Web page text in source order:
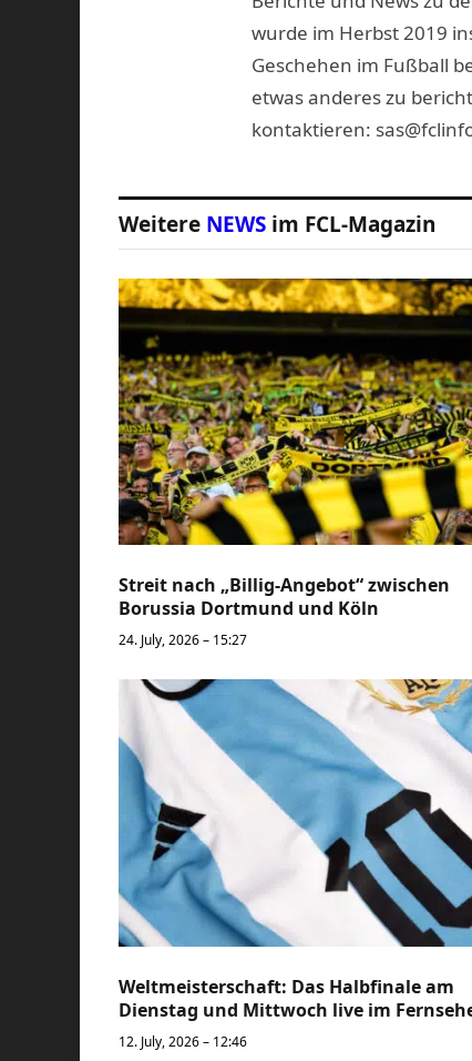
wurde im Herbst 2019
Geschehen im Fußball
etwas anderes zu
kontaktieren:
Weitere NEWS im FCL-Magazin
Streit nach „Billig-Angebot“ zwischen
Borussia Dortmund und Köln
24. July, 2026 – 15:27
Weltmeisterschaft: Das Halbfinale am
Dienstag und Mittwoch live im
12. July, 2026 – 12:46